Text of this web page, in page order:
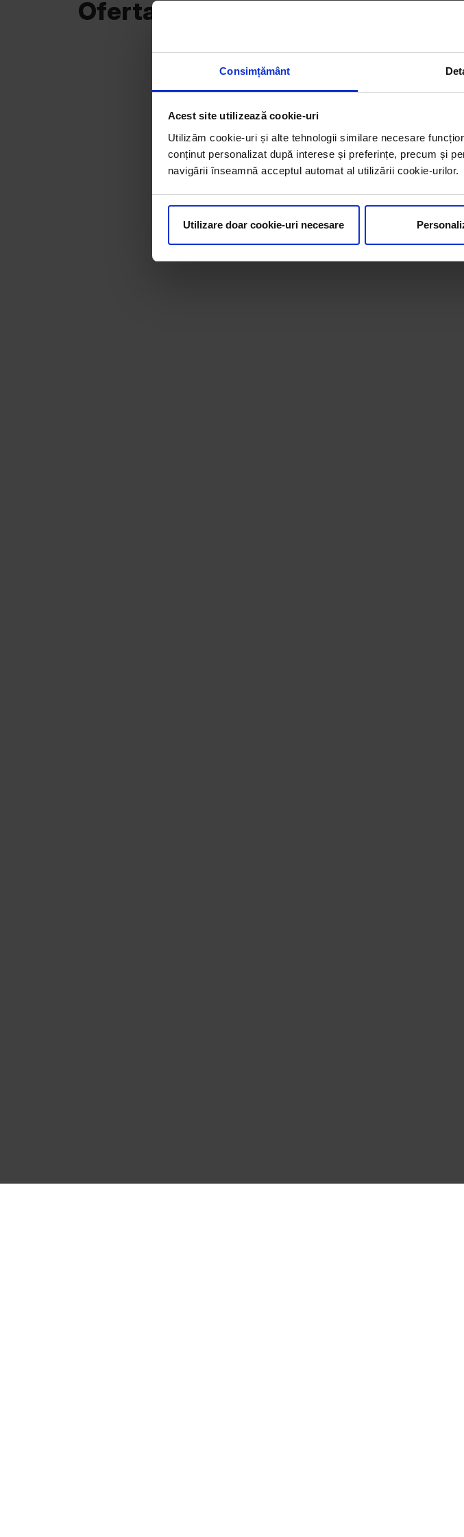
Consimțământ
Acest site utilizează cookie-uri
Utilizăm cookie-uri și alte tehnologii similare necesare
conținut personalizat după interese și preferințe, precum și
navigării înseamnă acceptul automat al utilizării cookie-urilor.
Utilizare doar cookie-uri necesare
Oferta curentă